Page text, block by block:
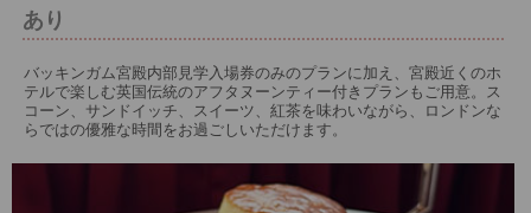
あり
バッキンガム宮殿内部見学入場券のみのプランに加え、宮殿近くのホ
テルで楽しむ英国伝統のアフタヌーンティー付きプランもご用意。ス
コーン、サンドイッチ、スイーツ、紅茶を味わいながら、ロンドンな
らではの優雅な時間をお過ごしいただけます。